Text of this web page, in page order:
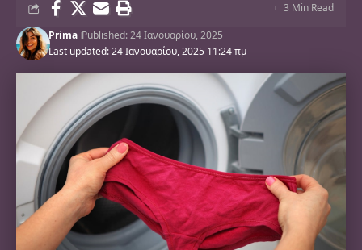
Last updated: 24 Ιανουαρίου, 2025 11:24 πμ
Prima Published: 24 Ιανουαρίου, 2025
3 Min Read